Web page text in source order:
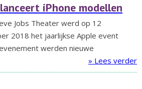
iPhone modellen
Jobs Theater werd op 12
2018 het jaarlijkse Apple event
werden nieuwe
» Lees verder